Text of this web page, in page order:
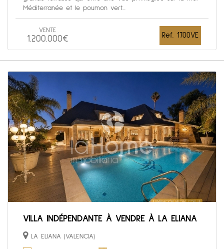
Méditerranée et le poumon vert...
VENTE
1.200.000€ Ref. 1700VE
VILLA INDÉPENDANTE À VENDRE À LA ELIANA
LA ELIANA (VALENCIA)